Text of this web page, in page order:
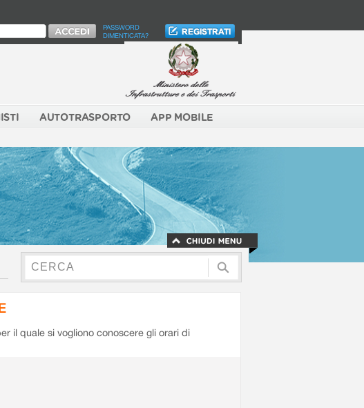
PASSWORD
DIMENTICATA?
AUTOTRASPORTO APP MOBILE
il quale si vogliono conoscere gli orari di